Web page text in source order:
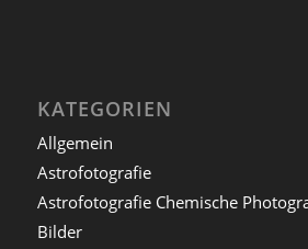
KATEGORIEN
Allgemein
Astrofotografie
Astrofotografie Chemische
Bilder